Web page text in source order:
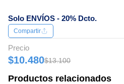
Solo ENVÍOS - 20% Dcto.
Compartir
Precio
$10.480$13.100
Productos relacionados